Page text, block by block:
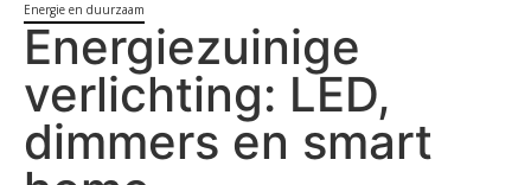
Energie en duurzaam
Energiezuinige
verlichting: LED,
dimmers en smart